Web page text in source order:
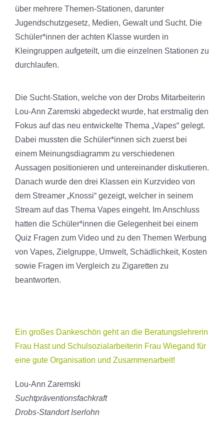
über mehrere Themen-Stationen, darunter
Jugendschutzgesetz, Medien, Gewalt und Sucht. Die
Schüler*innen der achten Klasse wurden in
Kleingruppen aufgeteilt, um die einzelnen Stationen zu
durchlaufen.
Die Sucht-Station, welche von der Drobs Mitarbeiterin
Lou-Ann Zaremski abgedeckt wurde, hat erstmalig den
Fokus auf das neu entwickelte Thema „Vapes“ gelegt.
Dabei mussten die Schüler*innen sich zuerst bei
einem Meinungsdiagramm zu verschiedenen
Aussagen positionieren und untereinander diskutieren.
Danach wurde den drei Klassen ein Kurzvideo von
dem Streamer „Knossi“ gezeigt, welcher in seinem
Stream auf das Thema Vapes eingeht. Im Anschluss
hatten die Schüler*innen die Gelegenheit bei einem
Quiz Fragen zum Video und zu den Themen Werbung
von Vapes, Zielgruppe, Umwelt, Schädlichkeit, Kosten
sowie Fragen im Vergleich zu Zigaretten zu
beantworten.
Ein großes Dankeschön geht an die Beratungslehrerin
Frau Hast und Schulsozialarbeiterin Frau Wiegand für
eine gute Organisation und Zusammenarbeit!
Lou-Ann Zaremski
Suchtpräventionsfachkraft
Drobs-Standort Iserlohn